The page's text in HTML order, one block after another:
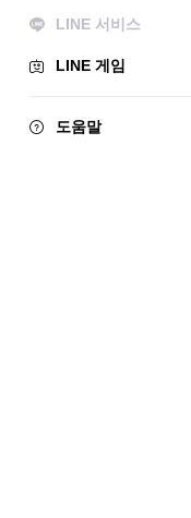
LINE 서비스
LINE 게임
도움말